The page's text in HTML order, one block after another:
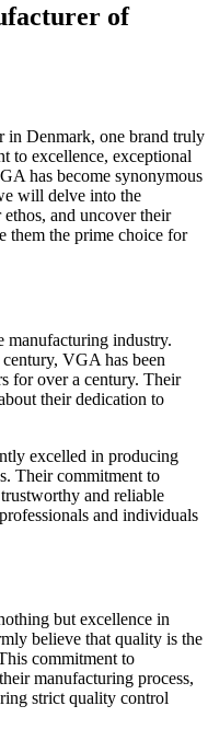
of
in Denmark, one brand truly
to excellence, exceptional
has become synonymous
will delve into the
and uncover their
them the prime choice for
manufacturing industry.
VGA has been
for over a century. Their
their dedication to
excelled in producing
Their commitment to
and reliable
and individuals
but excellence in
believe that quality is the
commitment to
manufacturing process,
strict quality control